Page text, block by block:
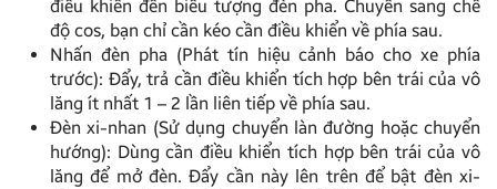
điều khiển đến biểu tượng đèn pha. Chuyển sang chế
độ cos, bạn chỉ cần kéo cần điều khiển về phía sau.
Nhấn đèn pha (Phát tín hiệu cảnh báo cho xe phía
trước): Đẩy, trả cần điều khiển tích hợp bên trái của vô
lăng ít nhất 1 – 2 lần liên tiếp về phía sau.
Đèn xi-nhan (Sử dụng chuyển làn đường hoặc chuyển
hướng): Dùng cần điều khiển tích hợp bên trái của vô
lăng để mở đèn. Đẩy cần này lên trên để bật đèn xi-